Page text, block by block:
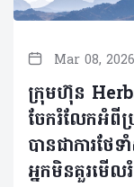
Mar 08, 2026
ក្រុមហ៊ុន
ចែករំលែកអំពី
បានជាការថែ
អ្នកមិនគួរមើ